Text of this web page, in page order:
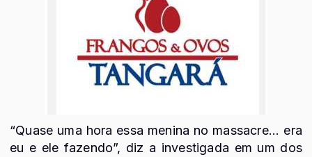
“Quase uma hora essa menina no massacre... era
eu e ele fazendo”, diz a investigada em um dos